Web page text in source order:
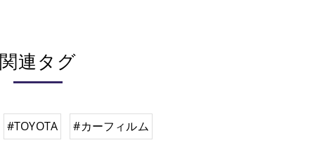
関連タグ
#TOYOTA #カーフィルム